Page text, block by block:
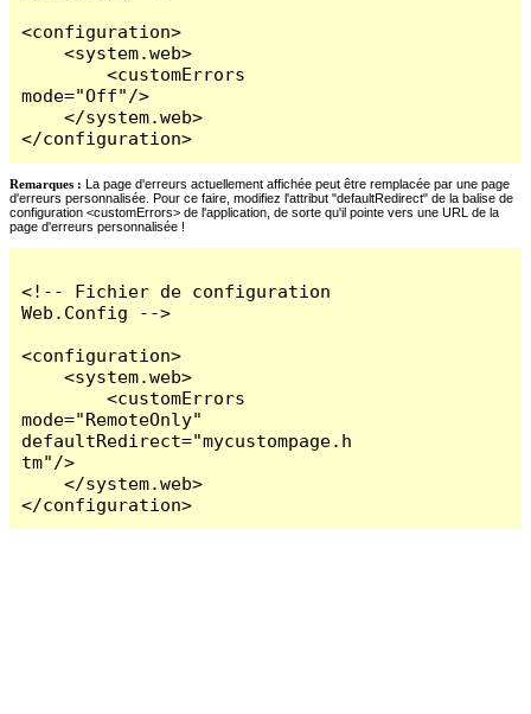
<configuration>
    <system.web>
        <customErrors
mode="Off"/>
    </system.web>
</configuration>
Remarques : La page d'erreurs actuellement affichée peut être remplacée par une page
d'erreurs personnalisée. Pour ce faire, modifiez l'attribut "defaultRedirect" de la balise de
configuration <customErrors> de l'application, de sorte qu'il pointe vers une URL de la
page d'erreurs personnalisée !
<!-- Fichier de configuration
Web.Config -->
<configuration>
    <system.web>
        <customErrors
mode="RemoteOnly"
defaultRedirect="mycustompage.h
tm"/>
    </system.web>
</configuration>